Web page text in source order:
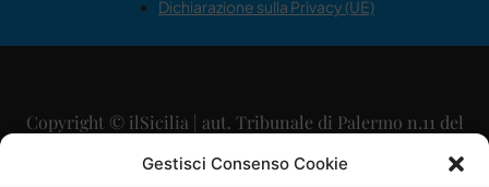
Gestisci Consenso Cookie
Dichiarazione sulla Privacy (UE)
Copyright © ilSicilia | aut. Tribunale di Palermo n.11 del
29/09/2015